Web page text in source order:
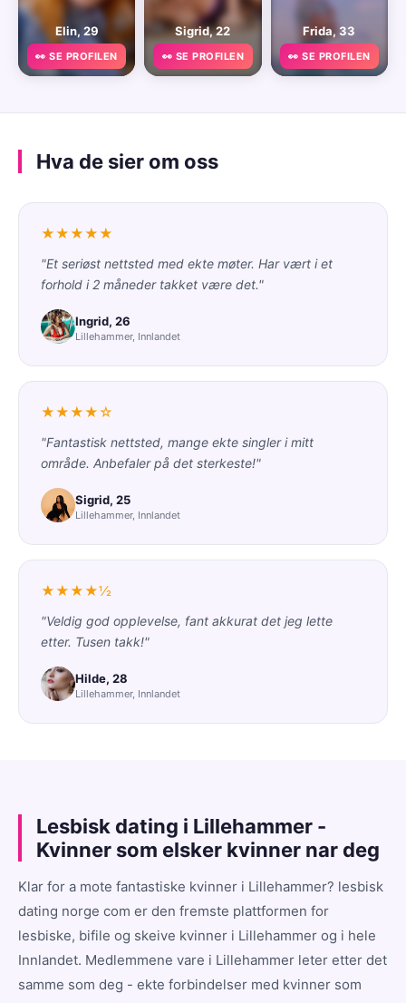
Elin, 29
👀 SE PROFILEN
Sigrid, 22
👀 SE PROFILEN
Frida, 33
👀 SE PROFILEN
Hva de sier om oss
★★★★★
"Et seriøst nettsted med ekte møter. Har vært i et
forhold i 2 måneder takket være det."
Ingrid, 26
Lillehammer, Innlandet
★★★★☆
"Fantastisk nettsted, mange ekte singler i mitt
område. Anbefaler på det sterkeste!"
Sigrid, 25
Lillehammer, Innlandet
★★★★½
"Veldig god opplevelse, fant akkurat det jeg lette
etter. Tusen takk!"
Hilde, 28
Lillehammer, Innlandet
Lesbisk dating i Lillehammer -
Kvinner som elsker kvinner nar deg
Klar for a mote fantastiske kvinner i Lillehammer? lesbisk
dating norge com er den fremste plattformen for
lesbiske, bifile og skeive kvinner i Lillehammer og i hele
Innlandet. Medlemmene vare i Lillehammer leter etter det
samme som deg - ekte forbindelser med kvinner som